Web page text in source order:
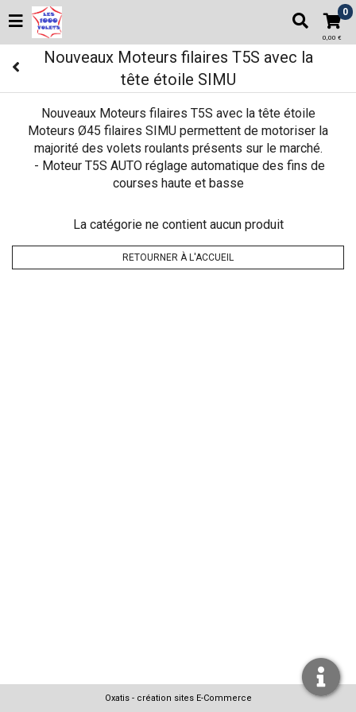
0
0,00 €
Nouveaux Moteurs filaires T5S avec la
tête étoile SIMU
Nouveaux Moteurs filaires T5S avec la tête étoile
Moteurs Ø45 filaires SIMU permettent de motoriser la
majorité des volets roulants présents sur le marché.
- Moteur T5S AUTO réglage automatique des fins de
courses haute et basse
La catégorie ne contient aucun produit
RETOURNER À L'ACCUEIL
Oxatis - création sites E-Commerce